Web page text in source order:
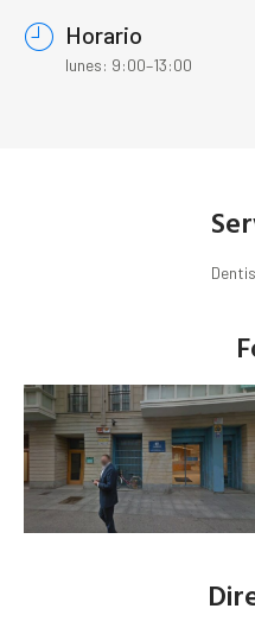
Horario
lunes: 9:00–13:00